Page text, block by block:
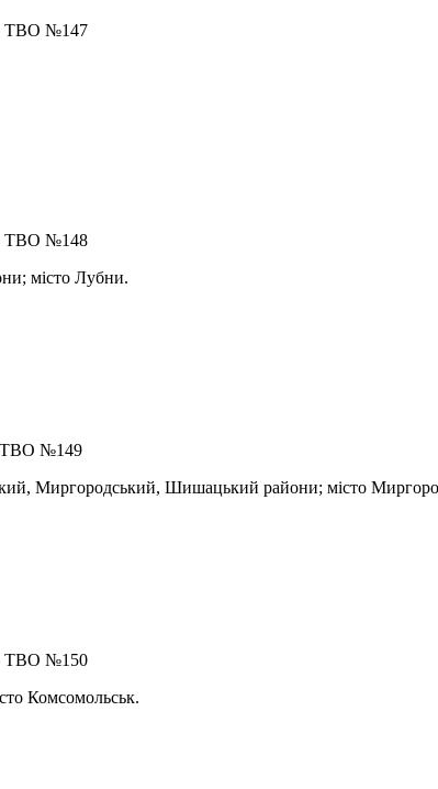
ТВО №147
ТВО №148
місто Лубни.
ТВО №149
Миргородський, Шишацький райони; місто
ТВО №150
Комсомольськ.